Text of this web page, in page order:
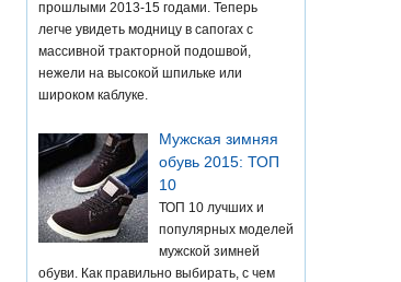
прошлыми 2013-15 годами. Теперь
легче увидеть модницу в сапогах с
массивной тракторной подошвой,
нежели на высокой шпильке или
широком каблуке.
Мужская зимняя
обувь 2015: ТОП
10
ТОП 10 лучших и
популярных моделей
мужской зимней
обуви. Как правильно выбирать, с чем